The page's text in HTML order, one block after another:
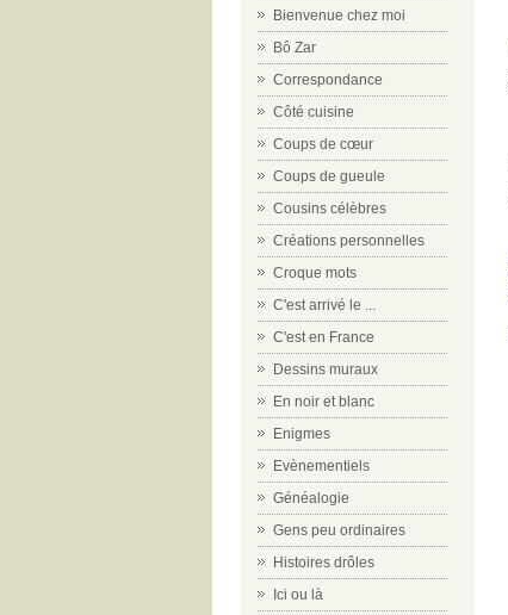
Bienvenue chez moi
Bô Zar
Correspondance
Côté cuisine
Coups de cœur
Coups de gueule
Cousins célèbres
Créations personnelles
Croque mots
C'est arrivé le ...
C'est en France
Dessins muraux
En noir et blanc
Enigmes
Evènementiels
Généalogie
Gens peu ordinaires
Histoires drôles
Ici ou là